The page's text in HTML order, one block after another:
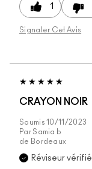
1
Signaler Cet Avis
CRAYON NOIR
Soumis10/11/2023
Par Samia b
de Bordeaux
Réviseur vérifié